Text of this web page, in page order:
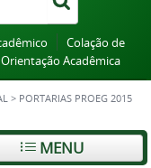
Colação de
Orientação Acadêmica
> PORTARIAS PROEG 2015
MENU